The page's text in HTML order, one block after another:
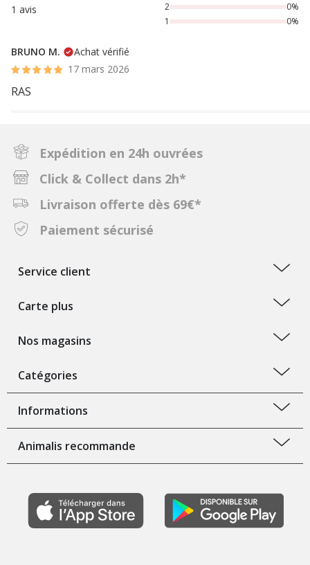
1 avis
2
0%
1
0%
BRUNO M.
Achat vérifié
17 mars 2026
RAS
Expédition en 24h ouvrées
Click & Collect dans 2h*
Livraison offerte dès 69€*
Paiement sécurisé
Service client
Carte plus
Nos magasins
Catégories
Informations
Animalis recommande